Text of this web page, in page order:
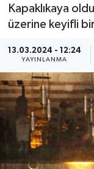
Kapaklıkaya
üzerine keyifli
13.03.2024 - 12:24
YAYINLANMA
MAGAZİN
ÖZEL HABER
SAĞLIK
SPOR
TEKNOLOJİ